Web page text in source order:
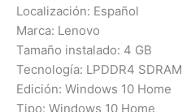
Localización: Español
Marca: Lenovo
Tamaño instalado: 4 GB
Tecnología: LPDDR4 SDRAM
Edición: Windows 10 Home
Tipo: Windows 10 Home